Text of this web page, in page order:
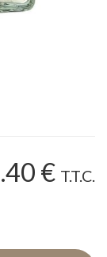
.40 € T.T.C.